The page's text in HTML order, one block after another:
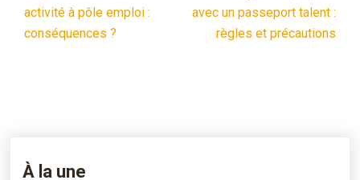
activité à pôle emploi :
conséquences ?
avec un passeport talent :
règles et précautions
À la une